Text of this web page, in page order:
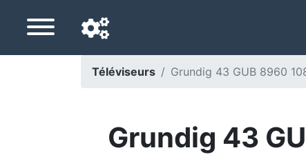
Pays de livraison
Téléviseurs Grundig 43 GUB 8960
Grundig 43